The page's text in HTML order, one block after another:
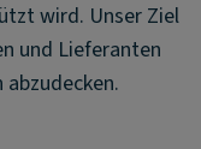
wird. Unser Ziel
und Lieferanten